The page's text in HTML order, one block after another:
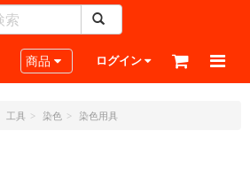
Toggle navigation
商品 ログイン
工具 染色 染色用具